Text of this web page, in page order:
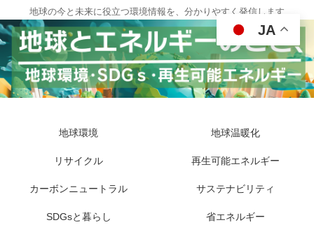
地球の今と未来に役立つ環境情報を、分かりやすく発信します
地球環境 地球温暖化
リサイクル 再生可能エネルギー
カーボンニュートラル サステナビリティ
SDGsと暮らし 省エネルギー
JA